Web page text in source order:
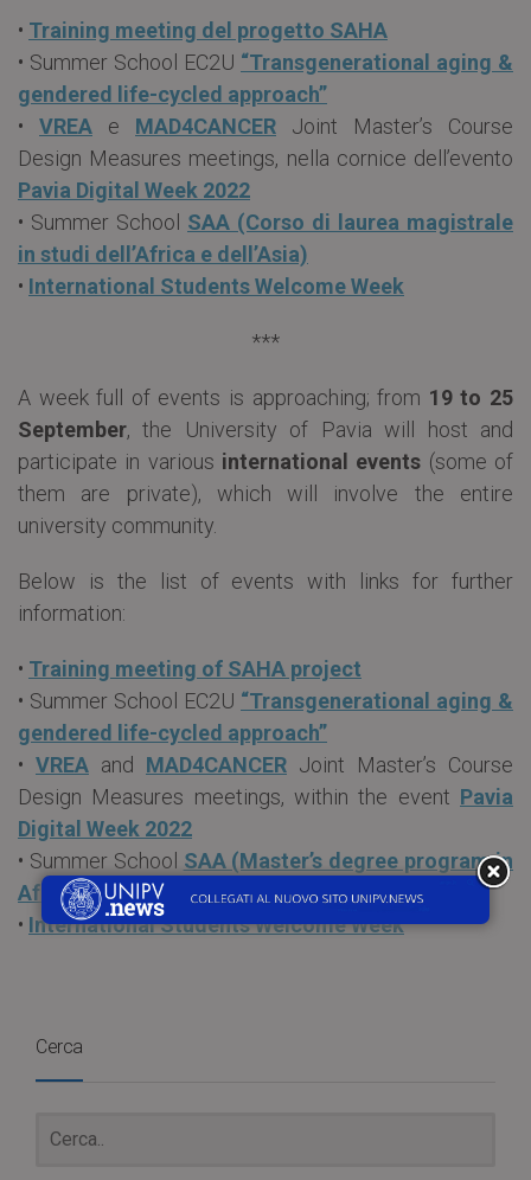
• Training meeting del progetto SAHA
• Summer School EC2U “Transgenerational aging &
gendered life-cycled approach”
• VREA e MAD4CANCER Joint Master’s Course
Design Measures meetings, nella cornice dell’evento
Pavia Digital Week 2022
• Summer School SAA (Corso di laurea magistrale
in studi dell’Africa e dell’Asia)
• International Students Welcome Week
***
A week full of events is approaching; from 19 to 25
September, the University of Pavia will host and
participate in various international events (some of
them are private), which will involve the entire
university community.
Below is the list of events with links for further
information:
• Training meeting of SAHA project
• Summer School EC2U “Transgenerational aging &
gendered life-cycled approach”
• VREA and MAD4CANCER Joint Master’s Course
Design Measures meetings, within the event Pavia
Digital Week 2022
• Summer School SAA (Master’s degree program in
African and Asian studies)
• International Students Welcome Week
Cerca